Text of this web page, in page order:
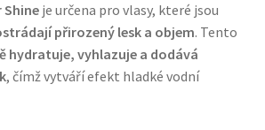
Shineje určena pro vlasy, které jsou
přirozený lesk a objem. Tento
hydratuje, vyhlazuje a dodává
, čímž vytváří efekt hladké vodní